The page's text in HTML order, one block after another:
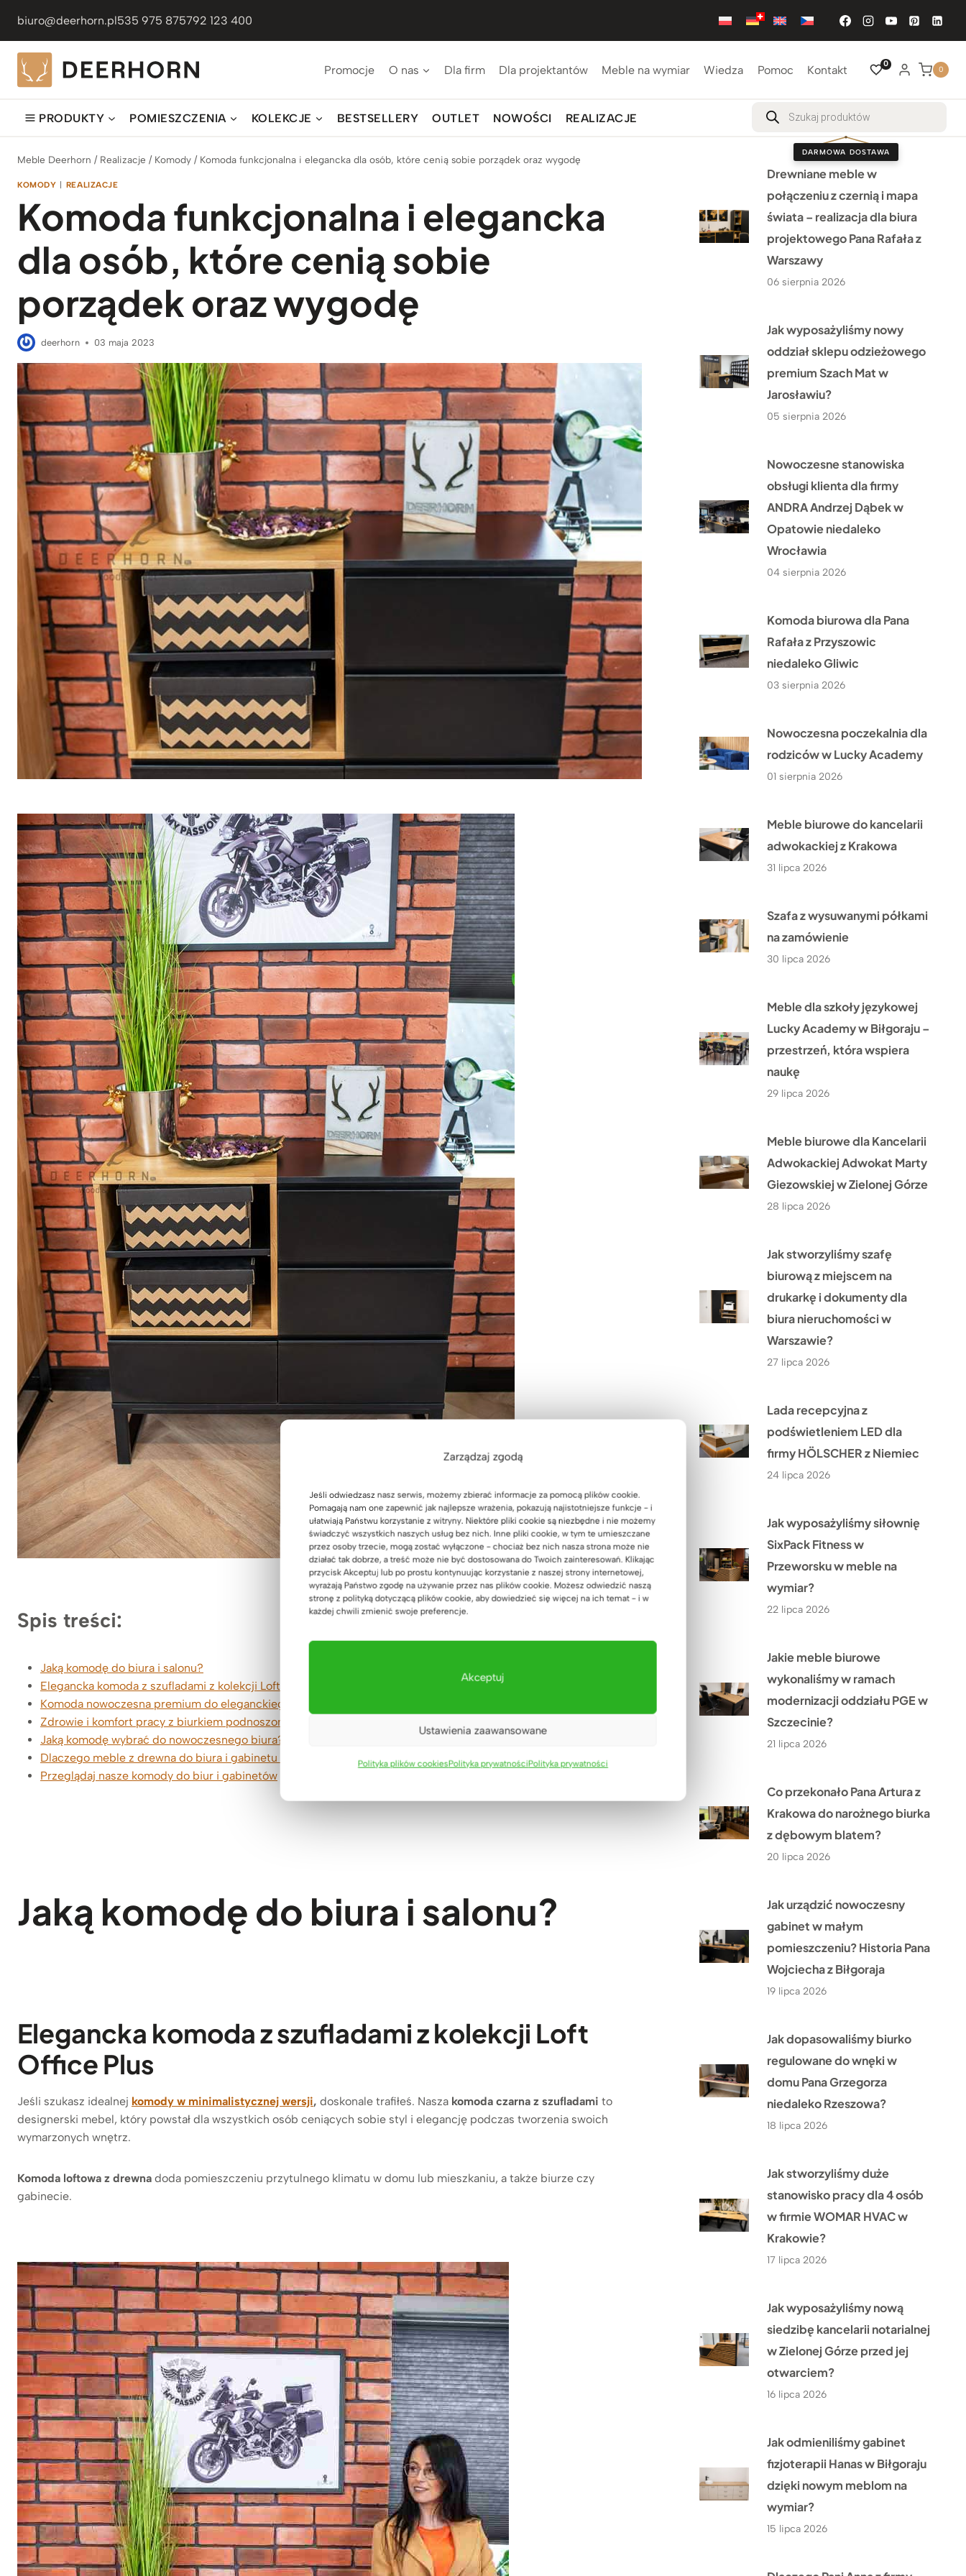
Zarządzaj zgodą
Jeśli odwiedzasz nasz serwis, możemy zbierać informacje za pomocą plików cookie.
Pomagają nam one zapewnić jak najlepsze wrażenia, pokazują najistotniejsze funkcje - i
ułatwiają Państwu korzystanie z witryny. Niektóre pliki cookie są niezbędne i nie możemy
świadczyć wszystkich naszych usług bez nich. Inne pliki cookie, w tym te umieszczane
przez osoby trzecie, mogą zostać wyłączone - chociaż bez nich nasza strona może nie
działać tak dobrze, a treść może nie być dostosowana do Twoich zainteresowań. Klikając
przycisk Akceptuj lub po prostu kontynuując korzystanie z naszej strony internetowej,
wyrażają Państwo zgodę na używanie przez nas plików cookie. Możesz odwiedzić naszą
stronę z polityką dotyczącą plików cookie, aby dowiedzieć się więcej na ich temat - i w
każdej chwili zmienić swoje preferencje.
Akceptuj
Ustawienia zaawansowane
Polityka plików cookiesPolityka prywatnościPolityka prywatności
treści
biuro@deerhorn.pl535 975 875792 123 400
Promocje O nas Dla firm Dla projektantów Meble na wymiar Wiedza Pomoc Kontakt 0
0
PRODUKTY POMIESZCZENIA KOLEKCJE BESTSELLERY OUTLET NOWOŚCI REALIZACJE
Wyszukiwarka
produktów
DARMOWA DOSTAWA
Meble Deerhorn / Realizacje / Komody / Komoda funkcjonalna i elegancka dla osób, które cenią sobie porządek oraz wygodę
KOMODY | REALIZACJE
Komoda funkcjonalna i elegancka
dla osób, które cenią sobie
porządek oraz wygodę
deerhorn 03 maja 2023
Spis treści:
Jaką komodę do biura i salonu?
Elegancka komoda z szufladami z kolekcji Loft Office Plus
Komoda nowoczesna premium do eleganckiego pomieszczenia
Zdrowie i komfort pracy z biurkiem podnoszonym elektrycznie?
Jaką komodę wybrać do nowoczesnego biura?
Dlaczego meble z drewna do biura i gabinetu od Deerhorn – podsumowanie.
Przeglądaj nasze komody do biur i gabinetów
Jaką komodę do biura i salonu?
Elegancka komoda z szufladami z kolekcji Loft
Office Plus
Jeśli szukasz idealnej komody w minimalistycznej wersji, doskonale trafiłeś. Nasza komoda czarna z szufladami to
designerski mebel, który powstał dla wszystkich osób ceniących sobie styl i elegancję podczas tworzenia swoich
wymarzonych wnętrz.
Komoda loftowa z drewna doda pomieszczeniu przytulnego klimatu w domu lub mieszkaniu, a także biurze czy
gabinecie.
Drewniane meble w
połączeniu z czernią i mapa
świata – realizacja dla biura
projektowego Pana Rafała z
Warszawy
06 sierpnia 2026
Jak wyposażyliśmy nowy
oddział sklepu odzieżowego
premium Szach Mat w
Jarosławiu?
05 sierpnia 2026
Nowoczesne stanowiska
obsługi klienta dla firmy
ANDRA Andrzej Dąbek w
Opatowie niedaleko
Wrocławia
04 sierpnia 2026
Komoda biurowa dla Pana
Rafała z Przyszowic
niedaleko Gliwic
03 sierpnia 2026
Nowoczesna poczekalnia dla
rodziców w Lucky Academy
01 sierpnia 2026
Meble biurowe do kancelarii
adwokackiej z Krakowa
31 lipca 2026
Szafa z wysuwanymi półkami
na zamówienie
30 lipca 2026
Meble dla szkoły językowej
Lucky Academy w Biłgoraju –
przestrzeń, która wspiera
naukę
29 lipca 2026
Meble biurowe dla Kancelarii
Adwokackiej Adwokat Marty
Giezowskiej w Zielonej Górze
28 lipca 2026
Jak stworzyliśmy szafę
biurową z miejscem na
drukarkę i dokumenty dla
biura nieruchomości w
Warszawie?
27 lipca 2026
Lada recepcyjna z
podświetleniem LED dla
firmy HÖLSCHER z Niemiec
24 lipca 2026
Jak wyposażyliśmy siłownię
SixPack Fitness w
Przeworsku w meble na
wymiar?
22 lipca 2026
Jakie meble biurowe
wykonaliśmy w ramach
modernizacji oddziału PGE w
Szczecinie?
21 lipca 2026
Co przekonało Pana Artura z
Krakowa do narożnego biurka
z dębowym blatem?
20 lipca 2026
Jak urządzić nowoczesny
gabinet w małym
pomieszczeniu? Historia Pana
Wojciecha z Biłgoraja
19 lipca 2026
Jak dopasowaliśmy biurko
regulowane do wnęki w
domu Pana Grzegorza
niedaleko Rzeszowa?
18 lipca 2026
Jak stworzyliśmy duże
stanowisko pracy dla 4 osób
w firmie WOMAR HVAC w
Krakowie?
17 lipca 2026
Jak wyposażyliśmy nową
siedzibę kancelarii notarialnej
w Zielonej Górze przed jej
otwarciem?
16 lipca 2026
Jak odmieniliśmy gabinet
fizjoterapii Hanas w Biłgoraju
dzięki nowym meblom na
wymiar?
15 lipca 2026